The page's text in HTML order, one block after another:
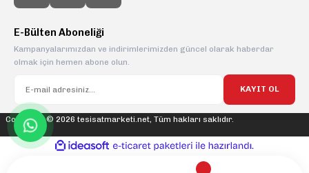
E-Bülten Aboneliği
Kampanyalarımızdan ve indirimlerimizden güncel olarak haberdar
olmak için hemen abone olun.
KAYIT OL
Copyright © 2026 tesisatmarketi.net, Tüm hakları saklıdır.
ideasoft
e-
paketleri